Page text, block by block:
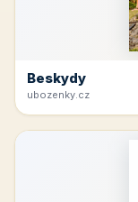
Beskydy
ubozenky.cz